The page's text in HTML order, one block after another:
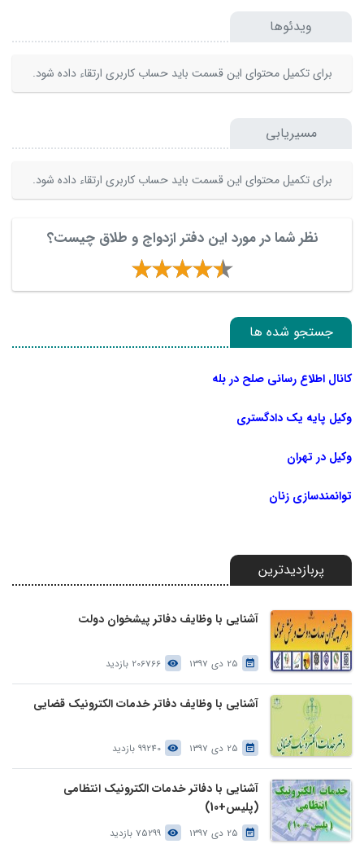
ویدئوها
برای تکمیل محتوای این قسمت باید حساب کاربری ارتقاء داده شود.
مسیریابی
برای تکمیل محتوای این قسمت باید حساب کاربری ارتقاء داده شود.
نظر شما در مورد این دفتر ازدواج و طلاق چیست؟
جستجو شده ها
کانال اطلاع رسانی صلح در بله
وکیل پایه یک دادگستری
وکیل در تهران
توانمندسازی زنان
پربازدیدترین
آشنایی با وظایف دفاتر پیشخوان دولت
25 دی 1397 206766 بازدید
آشنایی با وظایف دفاتر خدمات الکترونیک قضایی
25 دی 1397 99240 بازدید
آشنایی با دفاتر خدمات الکترونیک انتظامی
(پلیس+10)
25 دی 1397 75299 بازدید